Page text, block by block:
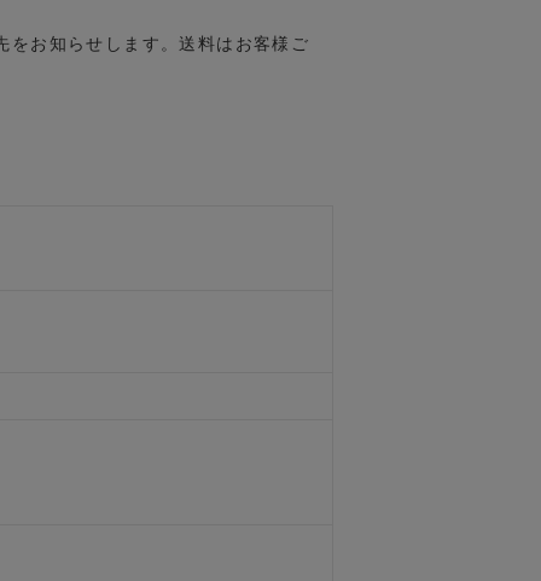
をお知らせします。送料はお客様ご